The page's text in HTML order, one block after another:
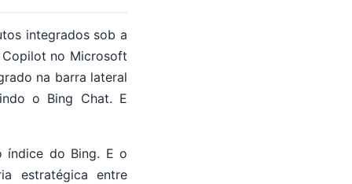
integrados sob a
no Microsoft
na barra lateral
o Bing Chat. E
índice do Bing. E o
estratégica entre